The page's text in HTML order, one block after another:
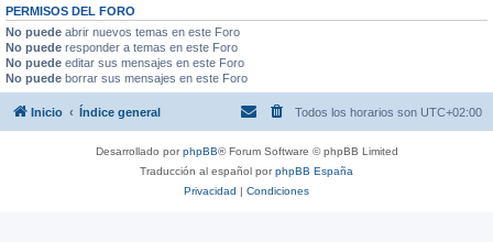
PERMISOS DEL FORO
No puede abrir nuevos temas en este Foro
No puede responder a temas en este Foro
No puede editar sus mensajes en este Foro
No puede borrar sus mensajes en este Foro
Inicio Índice general Todos los horarios son UTC+02:00
Desarrollado porphpBB® Forum Software © phpBB Limited
Traducción al español porphpBB España
Privacidad | Condiciones